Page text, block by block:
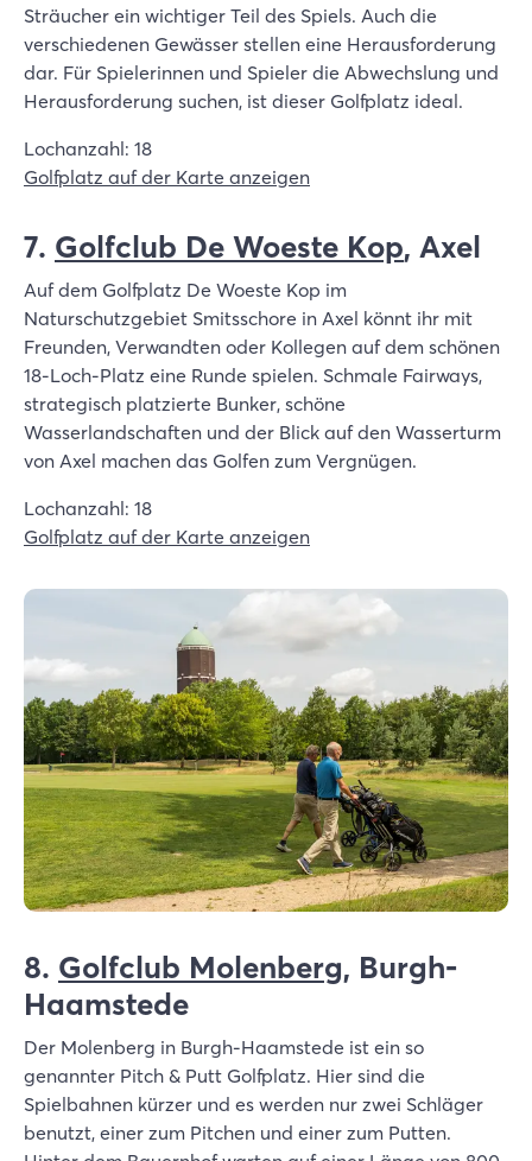
Sträucher ein wichtiger Teil des Spiels. Auch die
verschiedenen Gewässer stellen eine Herausforderung
dar. Für Spielerinnen und Spieler die Abwechslung und
Herausforderung suchen, ist dieser Golfplatz ideal.
Lochanzahl: 18
Golfplatz auf der Karte anzeigen
7. Golfclub De Woeste Kop, Axel
Auf dem Golfplatz De Woeste Kop im
Naturschutzgebiet Smitsschore in Axel könnt ihr mit
Freunden, Verwandten oder Kollegen auf dem schönen
18-Loch-Platz eine Runde spielen. Schmale Fairways,
strategisch platzierte Bunker, schöne
Wasserlandschaften und der Blick auf den Wasserturm
von Axel machen das Golfen zum Vergnügen.
Lochanzahl: 18
Golfplatz auf der Karte anzeigen
8. Golfclub Molenberg, Burgh-
Haamstede
Der Molenberg in Burgh-Haamstede ist ein so
genannter Pitch & Putt Golfplatz. Hier sind die
Spielbahnen kürzer und es werden nur zwei Schläger
benutzt, einer zum Pitchen und einer zum Putten.